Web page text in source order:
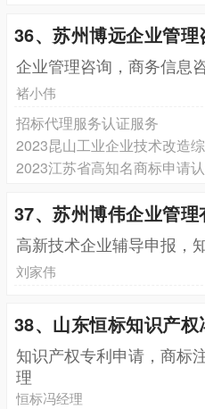
36、苏州博远企业管理
企业管理咨询，商务信息
褚小伟
招标代理服务认证服务
2023昆山工业企业技术改造
2023江苏省高知名商标申请
37、苏州博伟企业管理
高新技术企业辅导申报，
刘家伟
38、山东恒标知识产权
知识产权专利申请，商标
理
恒标冯经理